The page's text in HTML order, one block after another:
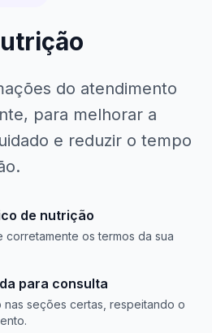
do atendimento
para melhorar a
e reduzir o tempo
de nutrição
corretamente os termos da sua
para consulta
seções certas, respeitando o